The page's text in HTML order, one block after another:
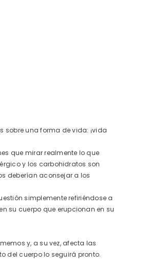
sobre una forma de vida: ¡vida
que mirar realmente lo que
y los carbohidratos son
deberían aconsejar a los
simplemente refiriéndose a
su cuerpo que erupcionan en su
y, a su vez, afecta las
del cuerpo lo seguirá pronto.